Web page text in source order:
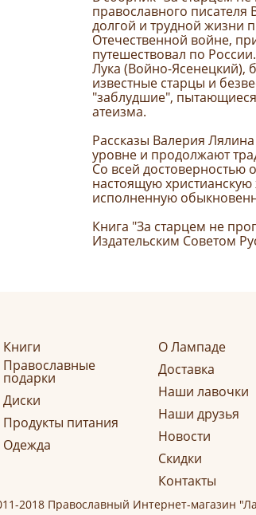
православного писателя
долгой и трудной жизни
Отечественной войне,
путешествовал по
Лука (Войно-Ясенецкий),
известные старцы и
"заблудшие",
атеизма.
Рассказы Валерия
уровне и продолжают
Со всей достоверностью
настоящую
исполненную
Книга "За старцем не
Издательским Советом
Книги
Православные
подарки
Диски
Продукты питания
Одежда
О Лампаде
Доставка
Наши лавочки
Наши друзья
Новости
Скидки
Контакты
2018 Православный Интернет-магазин